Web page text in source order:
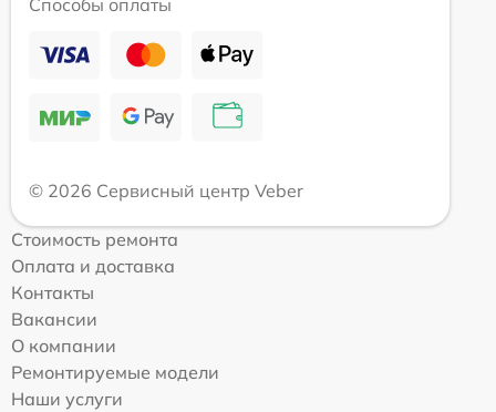
Способы оплаты
© 2026 Сервисный центр Veber
Стоимость ремонта
Оплата и доставка
Контакты
Вакансии
О компании
Ремонтируемые модели
Наши услуги